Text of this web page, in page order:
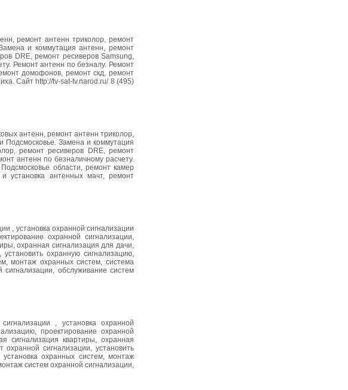
ремонт антенн триколор, ремонт
и коммутация антенн, ремонт
DRE, ремонт ресиверов Samsung,
Ремонт антенн по безналу. Ремонт
домофонов, ремонт скд, ремонт
Сайт http://tv-sat-tv.narod.ru/ 8 (495)
антенн, ремонт антенн триколор,
Подсмосковье. Замена и коммутация
ремонт ресиверов DRE, ремонт
антенн по безналичному расчету.
области, ремонт камер
установка антенных мачт, ремонт
, установка охранной сигнализации
охранной сигнализации,
охранная сигнализация для дачи,
охранную сигнализацию,
монтаж охранных систем, система
обслуживание систем
, установка охранной
проектирование охранной
сигнализация квартиры, охранная
сигнализации, установить
охранных систем, монтаж
систем охранной сигнализации,